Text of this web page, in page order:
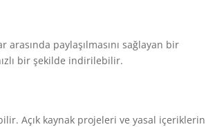
arasında paylaşılmasını sağlayan bir
bir şekilde indirilebilir.
Açık kaynak projeleri ve yasal içeriklerin